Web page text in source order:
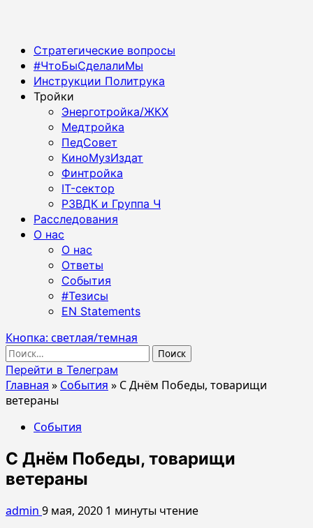
Основное
меню
Стратегические вопросы
#ЧтоБыСделалиМы
Инструкции Политрука
Тройки
Энерготройка/ЖКХ
Медтройка
ПедСовет
КиноМузИздат
Финтройка
IT-сектор
РЗВДК и Группа Ч
Расследования
О нас
О нас
Ответы
События
#Тезисы
EN Statements
Кнопка: светлая/темная
Найти:
Перейти в Телеграм
Главная » События » С Днём Победы, товарищи
ветераны
События
С Днём Победы, товарищи
ветераны
admin 9 мая, 2020 1 минуты чтение